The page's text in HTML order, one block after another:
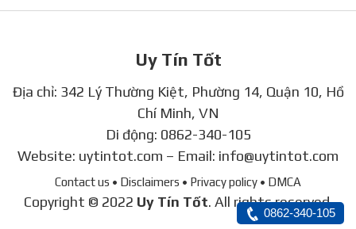
Uy Tín Tốt
Địa chỉ: 342 Lý Thường Kiệt, Phường 14, Quận 10, Hồ
Chí Minh, VN
Di động: 0862-340-105
Website: uytintot.com – Email: info@uytintot.com
Contact us • Disclaimers • Privacy policy • DMCA
Copyright © 2022 Uy Tín Tốt. All rights reserved.
0862-340-105